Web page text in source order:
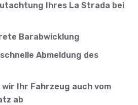
Ihres La Strada bei
Barabwicklung
Abmeldung des
Ihr Fahrzeug auch vom
ab